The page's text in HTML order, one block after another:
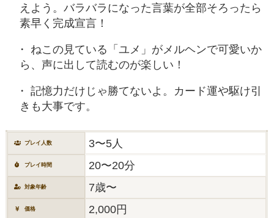
えよう。バラバラになった言葉が全部そろったら
素早く完成宣言！
ねこの見ている「ユメ」がメルヘンで可愛いか
ら、声に出して読むのが楽しい！
記憶力だけじゃ勝てないよ。カード運や駆け引
きも大事です。
プレイ人数 3〜5人
プレイ時間 20〜20分
対象年齢 7歳〜
価格 2,000円